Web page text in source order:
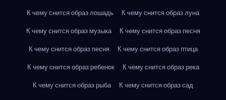
К чему снится образ лошадь
К чему снится образ луна
К чему снится образ музыка
К чему снится образ песня
К чему снится образ песня
К чему снится образ птица
К чему снится образ ребенок
К чему снится образ река
К чему снится образ рыба
К чему снится образ сад